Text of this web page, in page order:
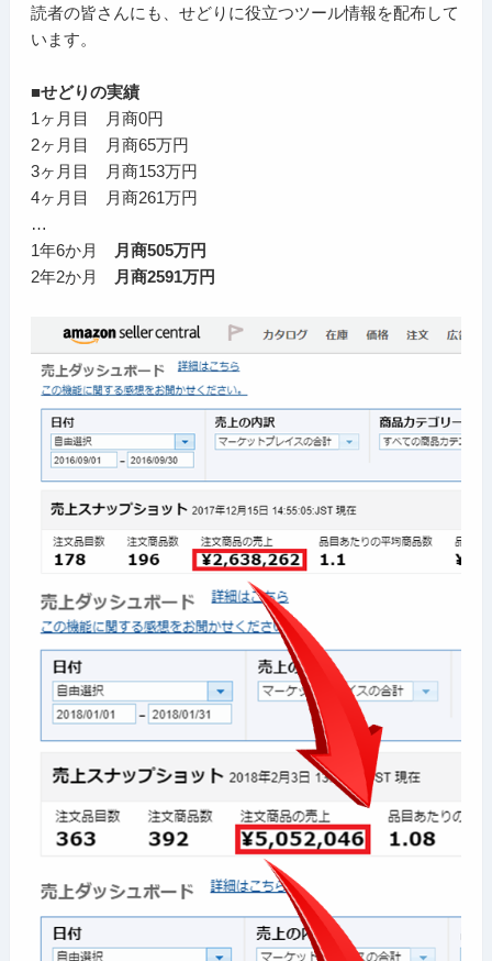
読者の皆さんにも、せどりに役立つツール情報を配布して
います。
■せどりの実績
1ヶ月目 月商0円
2ヶ月目 月商65万円
3ヶ月目 月商153万円
4ヶ月目 月商261万円
…
1年6か月
月商505万円
2年2か月
月商2591万円